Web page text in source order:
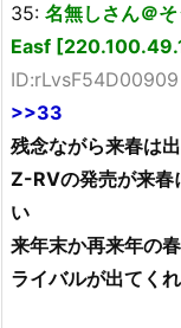
35: 名無しさん＠
Easf
ID:rLvsF54D00909
>>33
残念ながら来春は
Z-RVの発売が来春
い
来年末か再来年の
ライバルが出てく